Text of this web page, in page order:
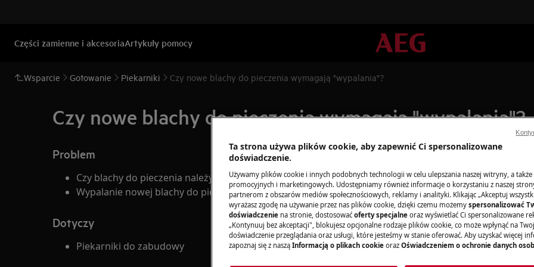
Części zamienne i akcesoriaArtykuły pomocy
Wsparcie Gotowanie Piekarniki Czy nowe blachy do pieczenia wymagają "wypalania"?
Czy nowe blachy do pieczenia wymagają "wypalania"?
Problem
Czy blachy do pieczenia należy wypalić?
Wypalanie nowej blachy do pieczenia
Dotyczy
Piekarniki do zabudowy
Części
Znajdź
urządzenia w
zamów je prosto
Ta strona używa plików cookie, aby zapewnić Ci spersonalizowane
doświadczenie.
Używamy plików cookie i innych podobnych technologii w celu ulepszania naszej witryny, a także
promocyjnych i marketingowych. Udostępniamy również informacje o korzystaniu z naszej
partnerom z obszarów mediów społecznościowych, reklamy i analityki. Klikając „Akceptuj
wyrażasz zgodę na używanie przez nas plików cookie, dzięki czemu możemy spersonalizować
doświadczenie na stronie, dostosować oferty specjalne oraz wyświetlać Ci spersonalizowane
„Kontynuuj bez akceptacji", blokujesz opcjonalne rodzaje plików cookie, co może wpłynąć na
doświadczenie przeglądania oraz usługi, które jesteśmy w stanie oferować. Aby uzyskać więcej
zapoznaj się z naszą Informacją o plikach cookie oraz Oświadczeniem o ochronie danych